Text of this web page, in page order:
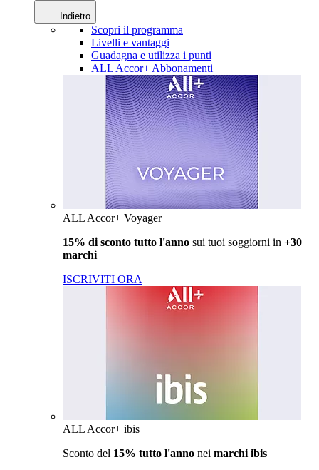
Indietro
Scopri il programma
Livelli e vantaggi
Guadagna e utilizza i punti
ALL Accor+ Abbonamenti
ALL Accor+ Voyager
15% di sconto tutto l'anno sui tuoi soggiorni in +30
marchi
ISCRIVITI ORA
ALL Accor+ ibis
Sconto del 15% tutto l'anno nei marchi ibis